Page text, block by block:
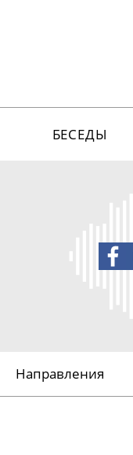
БЕСЕДЫ
Направления